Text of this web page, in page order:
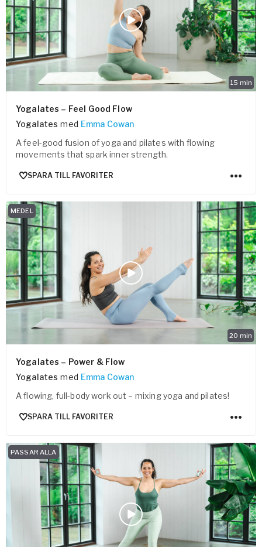
Vården – Yogobe Health & Care
Så stöttar Yogobe patienter, förskrivare och sjukvården
FaR
Fysisk aktivitet på recept
Företag
Stöd till arbetsgivare, försäkringsbolag & organisationer
Arbetsgivare
Pausa Smart
Yogobe för yogalärare
15 min
Yogalates – Feel Good Flow
Yogalates med Emma Cowan
A feel-good fusion of yoga and pilates with flowing
movements that spark inner strength.
SPARA TILL FAVORITER
20 min
MEDEL
Yogalates – Power & Flow
Yogalates med Emma Cowan
A flowing, full-body work out – mixing yoga and pilates!
SPARA TILL FAVORITER
PASSAR ALLA